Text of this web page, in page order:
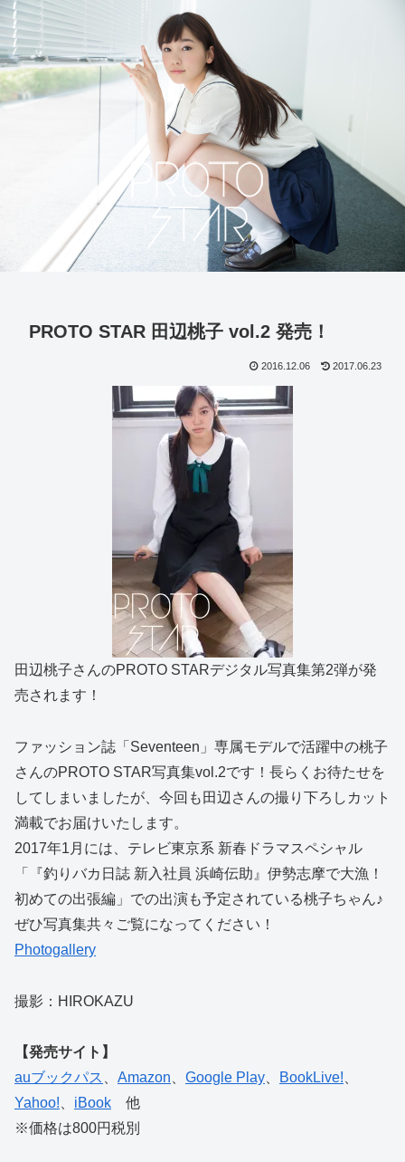
PROTO STAR 田辺桃子 vol.2 発売！
2016.12.06 2017.06.23
田辺桃子さんのPROTO STARデジタル写真集第2弾が発
売されます！
ファッション誌「Seventeen」専属モデルで活躍中の桃子
さんのPROTO STAR写真集vol.2です！長らくお待たせを
してしまいましたが、今回も田辺さんの撮り下ろしカット
満載でお届けいたします。
2017年1月には、テレビ東京系 新春ドラマスペシャル
「『釣りバカ日誌 新入社員 浜崎伝助』伊勢志摩で大漁！
初めての出張編」での出演も予定されている桃子ちゃん♪
ぜひ写真集共々ご覧になってください！
Photogallery
撮影：HIROKAZU
【発売サイト】
auブックパス
Amazon Google Play BookLive!
Yahoo!
iBook 他
※価格は800円税別